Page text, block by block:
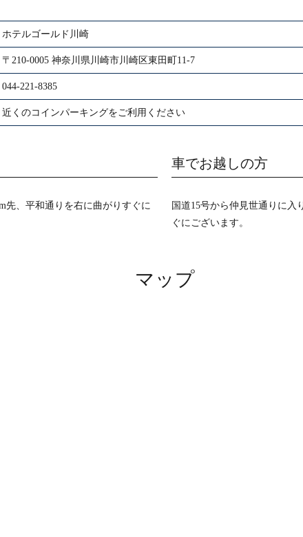
ホテルゴールド川崎
〒210-0005 神奈川県川崎市川崎区東田町11-7
044-221-8385
近くのコインパーキングをご利用ください
先、平和通りを右に曲がりすぐに
車でお越しの方
国道15号から仲見世通りに
ぐにございます。
マップ